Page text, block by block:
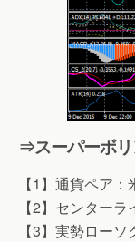
⇒スーパーボ
【1】通貨ペア
【2】センター
【3】実勢ロー